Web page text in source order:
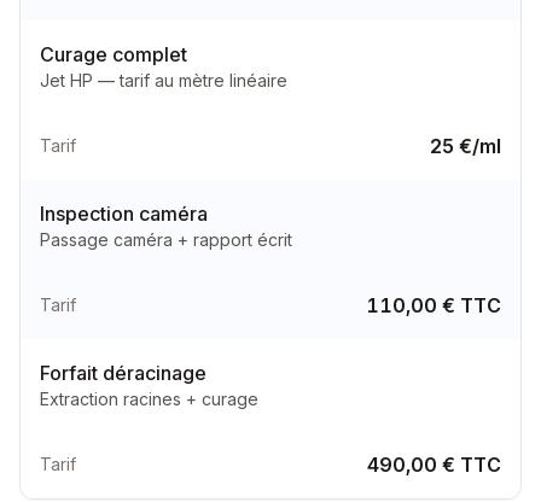
Curage complet
Jet HP — tarif au mètre linéaire
Tarif 25 €/ml
Inspection caméra
Passage caméra + rapport écrit
Tarif 110,00 € TTC
Forfait déracinage
Extraction racines + curage
Tarif 490,00 € TTC